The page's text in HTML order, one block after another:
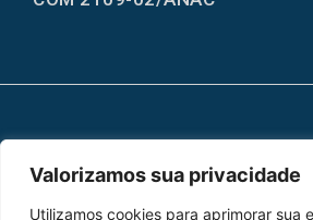
Valorizamos sua privacidade
Utilizamos cookies para aprimorar sua
Home